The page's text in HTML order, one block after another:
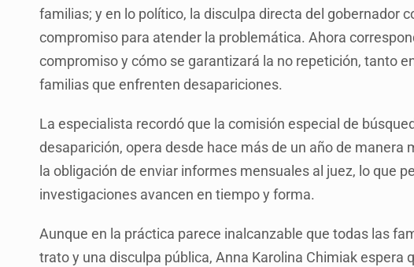
familias; y en lo político, la disculpa directa del gobernador
compromiso para atender la problemática. Ahora
compromiso y cómo se garantizará la no repetición, tanto
familias que enfrenten desapariciones.
La especialista recordó que la comisión especial de
desaparición, opera desde hace más de un año de
la obligación de enviar informes mensuales al juez, lo que
investigaciones avancen en tiempo y forma.
Aunque en la práctica parece inalcanzable que todas las
trato y una disculpa pública, Anna Karolina Chimiak espera